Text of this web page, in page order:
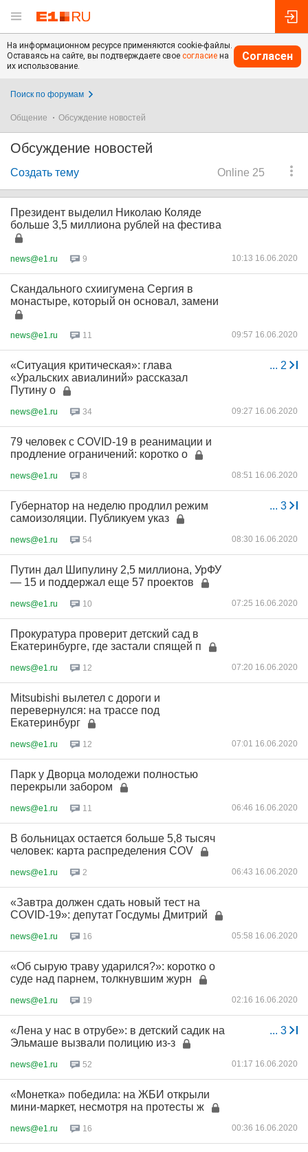
На информационном ресурсе применяются cookie-файлы.
Оставаясь на сайте, вы подтверждаете свое согласие на
их использование.
Согласен
Поиск по форумам
Общение Обсуждение новостей
Обсуждение новостей
Online 25
Создать тему
Президент выделил Николаю Коляде
больше 3,5 миллиона рублей на фестива
news@e1.ru 9 10:13 16.06.2020
Скандального схиигумена Сергия в
монастыре, который он основал, замени
news@e1.ru 11 09:57 16.06.2020
... 2
«Ситуация критическая»: глава
«Уральских авиалиний» рассказал
Путину о
news@e1.ru 34 09:27 16.06.2020
79 человек с COVID-19 в реанимации и
продление ограничений: коротко о
news@e1.ru 8 08:51 16.06.2020
... 3
Губернатор на неделю продлил режим
самоизоляции. Публикуем указ
news@e1.ru 54 08:30 16.06.2020
Путин дал Шипулину 2,5 миллиона, УрФУ
— 15 и поддержал еще 57 проектов
news@e1.ru 10 07:25 16.06.2020
Прокуратура проверит детский сад в
Екатеринбурге, где застали спящей п
news@e1.ru 12 07:20 16.06.2020
Mitsubishi вылетел с дороги и
перевернулся: на трассе под
Екатеринбург
news@e1.ru 12 07:01 16.06.2020
Парк у Дворца молодежи полностью
перекрыли забором
news@e1.ru 11 06:46 16.06.2020
В больницах остается больше 5,8 тысяч
человек: карта распределения COV
news@e1.ru 2 06:43 16.06.2020
«Завтра должен сдать новый тест на
COVID-19»: депутат Госдумы Дмитрий
news@e1.ru 16 05:58 16.06.2020
«Об сырую траву ударился?»: коротко о
суде над парнем, толкнувшим журн
news@e1.ru 19 02:16 16.06.2020
... 3
«Лена у нас в отрубе»: в детский садик на
Эльмаше вызвали полицию из-з
news@e1.ru 52 01:17 16.06.2020
«Монетка» победила: на ЖБИ открыли
мини-маркет, несмотря на протесты ж
news@e1.ru 16 00:36 16.06.2020